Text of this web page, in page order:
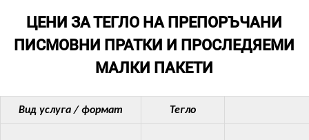
ЦЕНИ ЗА ТЕГЛО НА ПРЕПОРЪЧАНИ
ПИСМОВНИ ПРАТКИ И ПРОСЛЕДЯЕМИ
МАЛКИ ПАКЕТИ
Вид услуга / формат Тегло